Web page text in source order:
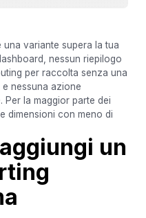
una variante supera la tua
nessun riepilogo
per raccolta senza una
nessuna azione
Per la maggior parte dei
dimensioni con meno di
un